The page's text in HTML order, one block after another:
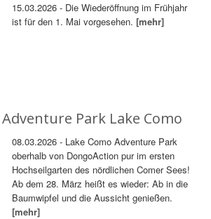
15.03.2026 - Die Wiederöffnung im Frühjahr
ist für den 1. Mai vorgesehen.[mehr]
Park Lake Como
08.03.2026 - Lake Como Adventure Park
oberhalb von DongoAction pur im ersten
Hochseilgarten des nördlichen Comer Sees!
Ab dem 28. März heißt es wieder: Ab in die
Baumwipfel und die Aussicht genießen.
[mehr]